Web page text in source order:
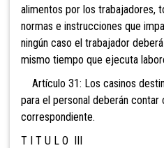
alimentos por los trabajadores,
normas e instrucciones que
ningún caso el trabajador
mismo tiempo que ejecuta
Artículo 31: Los casinos
para el personal deberán contar
correspondiente.
T I T U L O III